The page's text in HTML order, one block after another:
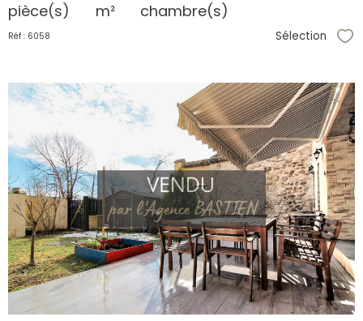
pièce(s) m² chambre(s)
Réf : 6058 Sélection
voir le
bien